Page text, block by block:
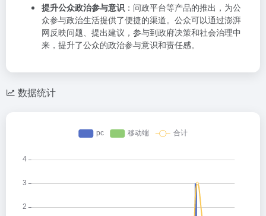
提升公众政治参与意识 ：问政平台等产品的推出，为公
众参与政治生活提供了便捷的渠道。公众可以通过澎湃
网反映问题、提出建议，参与到政府决策和社会治理中
来，提升了公众的政治参与意识和责任感。
数据统计